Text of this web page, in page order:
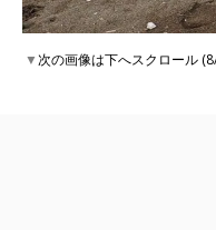
▼次の画像は下へスクロール